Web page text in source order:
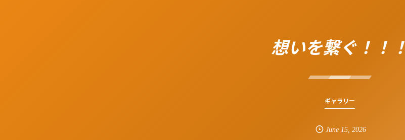
想いを繋ぐ！！！
ギャラリー
June 15, 2026